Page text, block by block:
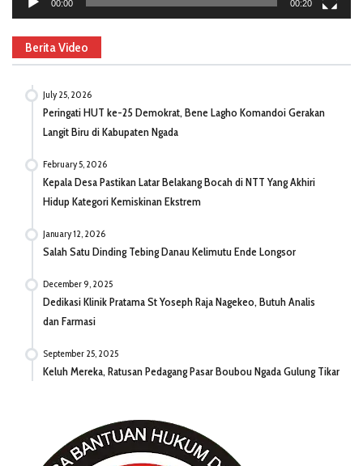
00:00 00:20
Berita Video
July 25, 2026
Peringati HUT ke-25 Demokrat, Bene Lagho Komandoi Gerakan
Langit Biru di Kabupaten Ngada
February 5, 2026
Kepala Desa Pastikan Latar Belakang Bocah di NTT Yang Akhiri
Hidup Kategori Kemiskinan Ekstrem
January 12, 2026
Salah Satu Dinding Tebing Danau Kelimutu Ende Longsor
December 9, 2025
Dedikasi Klinik Pratama St Yoseph Raja Nagekeo, Butuh Analis
dan Farmasi
September 25, 2025
Keluh Mereka, Ratusan Pedagang Pasar Boubou Ngada Gulung Tikar